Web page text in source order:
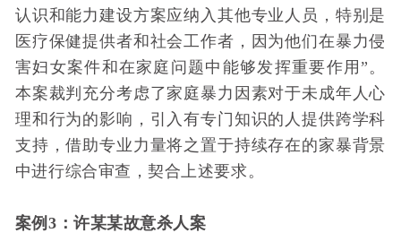
认识和能力建设方案应纳入其他专业人员，特别是
医疗保健提供者和社会工作者，因为他们在暴力侵
害妇女案件和在家庭问题中能够发挥重要作用”。
本案裁判充分考虑了家庭暴力因素对于未成年人心
理和行为的影响，引入有专门知识的人提供跨学科
支持，借助专业力量将之置于持续存在的家暴背景
中进行综合审查，契合上述要求。
案例3：许某某故意杀人案